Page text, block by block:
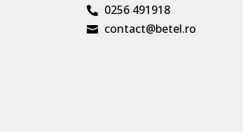
 0256 491918
 contact@betel.ro